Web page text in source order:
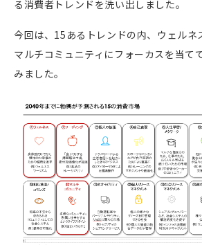
る消費者トレンドを洗い出しました。
今回は、 15 あるトレンドの内、ウェルネ
マルチコミュニティにフォーカスを当て
みました。